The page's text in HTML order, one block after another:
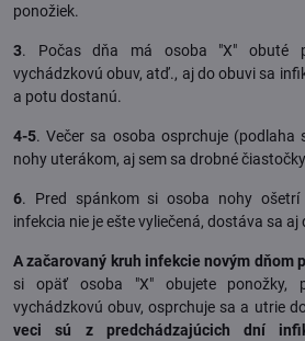
ponožiek.
3. Počas dňa má osoba "X" obuté
vychádzkovú obuv, atď., aj do obuvi sa
a potu dostanú.
4-5. Večer sa osoba osprchuje (podlaha
nohy uterákom, aj sem sa drobné
6. Pred spánkom si osoba nohy ošetrí
infekcia nie je ešte vyliečená, dostáva sa
A začarovaný kruh infekcie novým dňom
si opäť osoba "X" obujete ponožky,
vychádzkovú obuv, osprchuje sa a utrie
veci sú z predchádzajúcich dní